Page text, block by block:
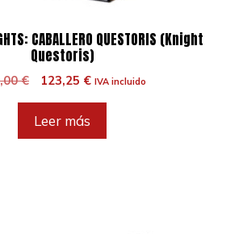
CABALLERO QUESTORIS (Knight
Questoris)
€
El
original
era:
123,25 €ElIVA incluido
Leer más